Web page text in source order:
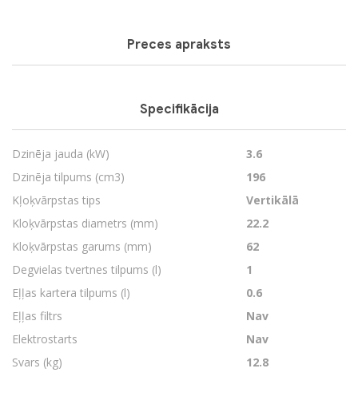
Preces apraksts
Specifikācija
Dzinēja jauda (kW)
3.6
Dzinēja tilpums (cm3)
196
Kļoķvārpstas tips
Vertikālā
Kloķvārpstas diametrs (mm)
22.2
Kloķvārpstas garums (mm)
62
Degvielas tvertnes tilpums (l)
1
Eļļas kartera tilpums (l)
0.6
Eļļas filtrs
Nav
Elektrostarts
Nav
Svars (kg)
12.8